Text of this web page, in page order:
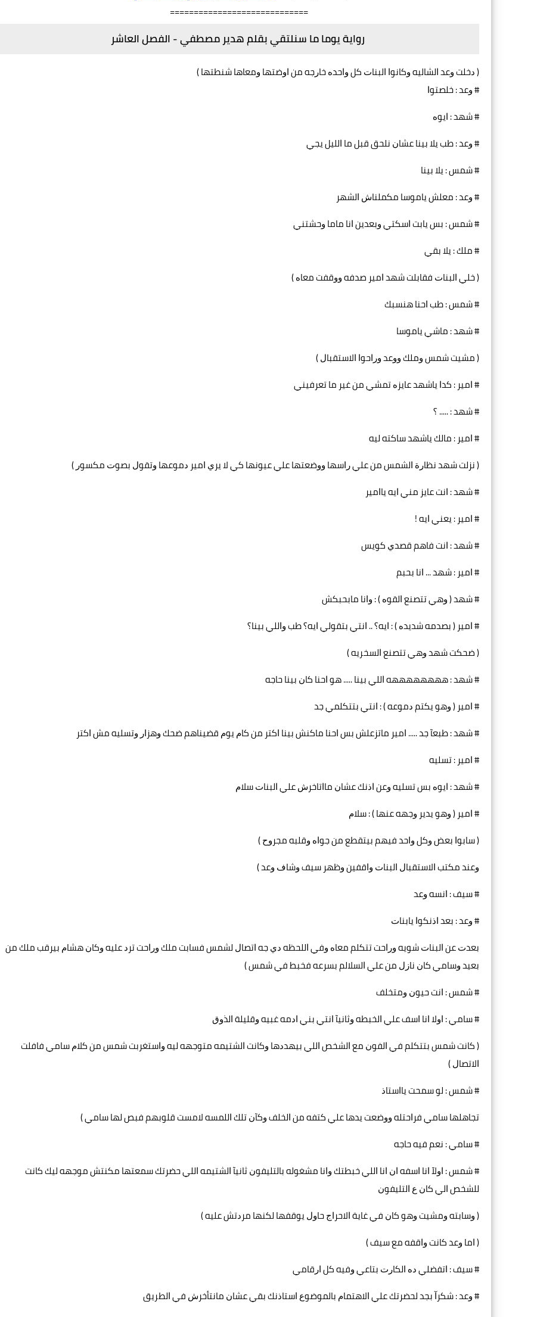
=============================
رواية يوما ما سنلتقي بقلم هدير مصطفي - الفصل العاشر
‏( ﺩﺧﻠﺖ ﻭﻋﺪ ﺍﻟﺸﺎﻟﻴﻪ ﻭﻛﺎﻧﻮﺍ ﺍﻟﺒﻨﺎﺕ ﻛﻞ ﻭﺍﺣﺪﻩ ﺧﺎﺭﺟﻪ ﻣﻦ ﺍﻭﺿﺘﻬﺎ ﻭﻣﻌﺎﻫﺎ ﺷﻨﻄﺘﻬﺎ ‏)
# ﻭﻋﺪ : ﺧﻠﺼﺘﻮﺍ
# ﺷﻬﺪ : ﺍﻳﻮﻩ
# ﻭﻋﺪ : ﻃﺐ ﻳﻼ ﺑﻴﻨﺎ ﻋﺸﺎﻥ ﻧﻠﺤﻖ ﻗﺒﻞ ﻣﺎ ﺍﻟﻠﻴﻞ ﻳﺠﻲ
# ﺷﻤﺲ : ﻳﻼ ﺑﻴﻨﺎ
# ﻭﻋﺪ : ﻣﻌﻠﺶ ﻳﺎﻣﻮﺳﺎ ﻣﻜﻤﻠﻨﺎﺵ ﺍﻟﺸﻬﺮ
# ﺷﻤﺲ : ﺑﺲ ﻳﺎﺑﺖ ﺍﺳﻜﺘﻲ ﻭﺑﻌﺪﻳﻦ ﺍﻧﺎ ﻣﺎﻣﺎ ﻭﺣﺸﺘﻨﻲ
# ﻣﻠﻚ : ﻳﻼ ﺑﻘﻲ
‏( ﺧﻠﻲ ﺍﻟﺒﻨﺎﺕ ﻓﻘﺎﺑﻠﺖ ﺷﻬﺪ ﺍﻣﻴﺮ ﺻﺪﻓﻪ ﻭﻭﻗﻔﺖ ﻣﻌﺎﻩ ‏)
# ﺷﻤﺲ : ﻃﺐ ﺍﺣﻨﺎ ﻫﻨﺴﺒﻚ
# ﺷﻬﺪ : ﻣﺎﺷﻲ ﻳﺎﻣﻮﺳﺎ
‏( ﻣﺸﻴﺖ ﺷﻤﺲ ﻭﻣﻠﻚ ﻭﻭﻋﺪ ﻭﺭﺍﺣﻮﺍ ﺍﻻﺳﺘﻘﺒﺎﻝ ‏)
# ﺍﻣﻴﺮ : ﻛﺪﺍ ﻳﺎﺷﻬﺪ ﻋﺎﻳﺰﻩ ﺗﻤﺸﻲ ﻣﻦ ﻏﻴﺮ ﻣﺎ ﺗﻌﺮﻓﻴﻨﻲ
# ﺷﻬﺪ : ..... ؟
# ﺍﻣﻴﺮ : ﻣﺎﻟﻚ ﻳﺎﺷﻬﺪ ﺳﺎﻛﺘﻪ ﻟﻴﻪ
‏( ﻧﺰﻟﺖ ﺷﻬﺪ ﻧﻈﺎﺭﺓ ﺍﻟﺸﻤﺲ ﻣﻦ ﻋﻠﻲ ﺭﺍﺳﻬﺎ ﻭﻭﺿﻌﺘﻬﺎ ﻋﻠﻲ ﻋﻴﻮﻧﻬﺎ ﻛﻲ ﻻ ﻳﺮﻱ ﺍﻣﻴﺮ ﺩﻣﻮﻋﻬﺎ ﻭﺗﻘﻮﻝ ﺑﺼﻮﺕ ﻣﻜﺴﻮﺭ ‏)
# ﺷﻬﺪ : ﺍﻧﺖ ﻋﺎﻳﺰ ﻣﻨﻲ ﺍﻳﻪ ﻳﺎﺍﻣﻴﺮ
# ﺍﻣﻴﺮ : ﻳﻌﻨﻲ ﺍﻳﻪ !
# ﺷﻬﺪ : ﺍﻧﺖ ﻓﺎﻫﻢ ﻗﺼﺪﻱ ﻛﻮﻳﺲ
# ﺍﻣﻴﺮ : ﺷﻬﺪ ... ﺍﻧﺎ ﺑﺤﺒﻢ
# ﺷﻬﺪ ‏( ﻭﻫﻲ ﺗﺘﺼﻨﻊ ﺍﻟﻘﻮﻩ ‏) : ﻭﺍﻧﺎ ﻣﺎﺑﺤﺒﻜﺶ
# ﺍﻣﻴﺮ ‏( ﺑﺼﺪﻣﻪ ﺷﺪﻳﺪﻩ ‏) : ﺍﻳﻪ؟ .. ﺍﻧﺘﻲ ﺑﺘﻘﻮﻟﻲ ﺍﻳﻪ؟ ﻃﺐ ﻭﺍﻟﻠﻲ ﺑﻴﻨﺎ؟
‏( ﺿﺤﻜﺖ ﺷﻬﺪ ﻭﻫﻲ ﺗﺘﺼﻨﻊ ﺍﻟﺴﺨﺮﻳﻪ ‏)
# ﺷﻬﺪ : ﻫﻬﻬﻬﻬﻬﻬﻬﻪ ﺍﻟﻠﻲ ﺑﻴﻨﺎ ..... ﻫﻮ ﺍﺣﻨﺎ ﻛﺎﻥ ﺑﻴﻨﺎ ﺣﺎﺟﻪ
# ﺍﻣﻴﺮ ‏( ﻭﻫﻮ ﻳﻜﺘﻢ ﺩﻣﻮﻋﻪ ‏) : ﺍﻧﺘﻲ ﺑﺘﺘﻜﻠﻤﻲ ﺟﺪ
# ﺷﻬﺪ : ﻃﺒﻌﺂ ﺟﺪ ..... ﺍﻣﻴﺮ ﻣﺎﺗﺰﻋﻠﺶ ﺑﺲ ﺍﺣﻨﺎ ﻣﺎﻛﻨﺶ ﺑﻴﻨﺎ ﺍﻛﺘﺮ ﻣﻦ ﻛﺎﻡ ﻳﻮﻡ ﻗﻀﻴﻨﺎﻫﻢ ﺿﺤﻚ ﻭﻫﺰﺍﺭ ﻭﺗﺴﻠﻴﻪ ﻣﺶ ﺍﻛﺘﺮ
# ﺍﻣﻴﺮ : ﺗﺴﻠﻴﻪ
# ﺷﻬﺪ : ﺍﻳﻮﻩ ﺑﺲ ﺗﺴﻠﻴﻪ ﻭﻋﻦ ﺍﺫﻧﻚ ﻋﺸﺎﻥ ﻣﺎﺍﺗﺎﺧﺮﺵ ﻋﻠﻲ ﺍﻟﺒﻨﺎﺕ ﺳﻼﻡ
# ﺍﻣﻴﺮ ‏( ﻭﻫﻮ ﻳﺪﻳﺮ ﻭﺟﻬﻪ ﻋﻨﻬﺎ ‏) : ﺳﻼﻡ
‏( ﺳﺎﺑﻮﺍ ﺑﻌﺾ ﻭﻛﻞ ﻭﺍﺣﺪ ﻓﻴﻬﻢ ﺑﻴﺘﻘﻄﻊ ﻣﻦ ﺟﻮﺍﻩ ﻭﻗﻠﺒﻪ ﻣﺠﺮﻭﺡ ‏)
ﻭﻋﻨﺪ ﻣﻜﺘﺐ ﺍﻻﺳﺘﻘﺒﺎﻝ ﺍﻟﺒﻨﺎﺕ ﻭﺍﻗﻔﻴﻦ ﻭﻇﻬﺮ ﺳﻴﻒ ﻭﺷﺎﻑ ﻭﻋﺪ ‏)
# ﺳﻴﻒ : ﺍﻧﺴﻪ ﻭﻋﺪ
# ﻭﻋﺪ : ﺑﻌﺪ ﺍﺫﻧﻜﻮﺍ ﻳﺎﺑﻨﺎﺕ
ﺑﻌﺪﺕ ﻋﻦ ﺍﻟﺒﻨﺎﺕ ﺷﻮﻳﻪ ﻭﺭﺍﺣﺖ ﺗﺘﻜﻠﻢ ﻣﻌﺎﻩ ﻭﻓﻲ ﺍﻟﻠﺤﻈﻪ ﺩﻱ ﺟﻪ ﺍﺗﺼﺎﻝ ﻟﺸﻤﺲ ﻓﺴﺎﺑﺖ ﻣﻠﻚ ﻭﺭﺍﺣﺖ ﺗﺮﺩ ﻋﻠﻴﻪ ﻭﻛﺎﻥ ﻫﺸﺎﻡ ﺑﻴﺮﻗﺐ ﻣﻠﻚ ﻣﻦ
ﺑﻌﻴﺪ ﻭﺳﺎﻣﻲ ﻛﺎﻥ ﻧﺎﺯﻝ ﻣﻦ ﻋﻠﻲ ﺍﻟﺴﻼﻟﻢ ﺑﺴﺮﻋﻪ ﻓﺨﺒﻂ ﻓﻲ ﺷﻤﺲ ‏)
# ﺷﻤﺲ : ﺍﻧﺖ ﺣﻴﻮﻥ ﻭﻣﺘﺨﻠﻒ
# ﺳﺎﻣﻲ : ﺍﻭﻻ ﺍﻧﺎ ﺍﺳﻒ ﻋﻠﻲ ﺍﻟﺨﺒﻄﻪ ﻭﺛﺎﻧﻴﺂ ﺍﻧﺘﻲ ﺑﻨﻲ ﺍﺩﻣﻪ ﻏﺒﻴﻪ ﻭﻗﻠﻴﻠﺔ ﺍﻟﺬﻭﻕ
‏( ﻛﺎﻧﺖ ﺷﻤﺲ ﺑﺘﺘﻜﻠﻢ ﻓﻲ ﺍﻟﻔﻮﻥ ﻣﻊ ﺍﻟﺸﺨﺺ ﺍﻟﻠﻲ ﺑﻴﻬﺪﺩﻫﺎ ﻭﻛﺎﻧﺖ ﺍﻟﺸﺘﻴﻤﻪ ﻣﺘﻮﺟﻬﻪ ﻟﻴﻪ ﻭﺍﺳﺘﻐﺮﺑﺖ ﺷﻤﺲ ﻣﻦ ﻛﻼﻡ ﺳﺎﻣﻲ ﻓﺎﻓﻠﺖ
ﺍﻻﺗﺼﺎﻝ ‏)
# ﺷﻤﺲ : ﻟﻮ ﺳﻤﺤﺖ ﻳﺎﺍﺳﺘﺎﺫ
ﺗﺠﺎﻫﻠﻬﺎ ﺳﺎﻣﻲ ﻓﺮﺍﺣﺘﻠﻪ ﻭﻭﺿﻌﺖ ﻳﺪﻫﺎ ﻋﻠﻲ ﻛﺘﻔﻪ ﻣﻦ ﺍﻟﺨﻠﻒ ﻭﻛﺂﻥ ﺗﻠﻚ ﺍﻟﻠﻤﺴﻪ ﻻﻣﺴﺖ ﻗﻠﻮﺑﻬﻢ ﻓﺒﺺ ﻟﻬﺎ ﺳﺎﻣﻲ ‏)
# ﺳﺎﻣﻲ : ﻧﻌﻢ ﻓﻴﻪ ﺣﺎﺟﻪ
# ﺷﻤﺲ : ﺍﻭﻵ ﺍﻧﺎ ﺍﺳﻔﻪ ﺍﻥ ﺍﻧﺎ ﺍﻟﻠﻲ ﺧﺒﻄﺘﻚ ﻭﺍﻧﺎ ﻣﺸﻐﻮﻟﻪ ﺑﺎﻟﺘﻠﻴﻔﻮﻥ ﺛﺎﻧﻴﺂ ﺍﻟﺸﺘﻴﻤﻪ ﺍﻟﻠﻲ ﺣﻀﺮﺗﻚ ﺳﻤﻌﺘﻬﺎ ﻣﻜﻨﺘﺶ ﻣﻮﺟﻬﻪ ﻟﻴﻚ ﻛﺎﻧﺖ
ﻟﻠﺸﺨﺺ ﺍﻟﻲ ﻛﺎﻥ ﻉ ﺍﻟﺘﻠﻴﻔﻮﻥ
‏( ﻭﺳﺎﺑﺘﻪ ﻭﻣﺸﻴﺖ ﻭﻫﻮ ﻛﺎﻥ ﻓﻲ ﻏﺎﻳﺔ ﺍﻻﺣﺮﺍﺝ ﺣﺎﻭﻝ ﻳﻮﻗﻔﻬﺎ ﻟﻜﻨﻬﺎ ﻣﺮﺩﺗﺶ ﻋﻠﻴﻪ ‏)
‏( ﺍﻣﺎ ﻭﻋﺪ ﻛﺎﻧﺖ ﻭﺍﻗﻔﻪ ﻣﻊ ﺳﻴﻒ ‏)
# ﺳﻴﻒ : ﺍﺗﻔﻀﻠﻲ ﺩﻩ ﺍﻟﻜﺎﺭﺕ ﺑﺘﺎﻋﻲ ﻭﻓﻴﻪ ﻛﻞ ﺍﺭﻗﺎﻣﻲ
# ﻭﻋﺪ : ﺷﻜﺮﺁ ﺑﺠﺪ ﻟﺤﻀﺮﺗﻚ ﻋﻠﻲ ﺍﻻﻫﺘﻤﺎﻡ ﺑﺎﻟﻤﻮﺿﻮﻉ ﺍﺳﺘﺎﺫﻧﻚ ﺑﻘﻲ ﻋﺸﺎﻥ ﻣﺎﻧﺘﺄﺧﺮﺵ ﻓﻲ ﺍﻟﻄﺮﻳﻖ